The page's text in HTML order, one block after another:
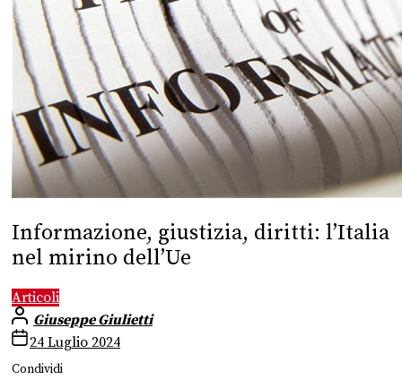
Informazione, giustizia, diritti: l’Italia
nel mirino dell’Ue
Articoli
Giuseppe Giulietti
24 Luglio 2024
Condividi